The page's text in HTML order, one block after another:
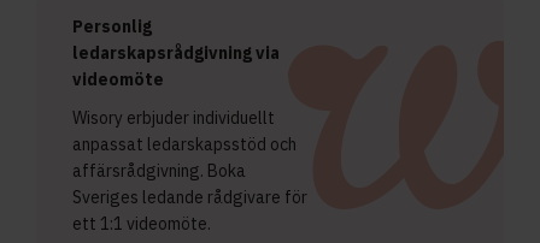
Personlig
ledarskapsrådgivning via
videomöte
Wisory erbjuder individuellt
anpassat ledarskapsstöd och
affärsrådgivning. Boka
Sveriges ledande rådgivare för
ett 1:1 videomöte.